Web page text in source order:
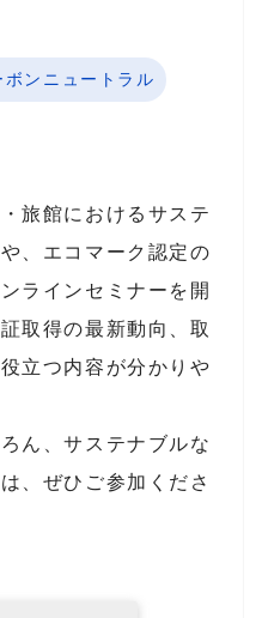
ンニュートラル
旅館におけるサステ
、エコマーク認定の
ラインセミナーを開
取得の最新動向、取
立つ内容が分かりや
ん、サステナブルな
、ぜひご参加くださ